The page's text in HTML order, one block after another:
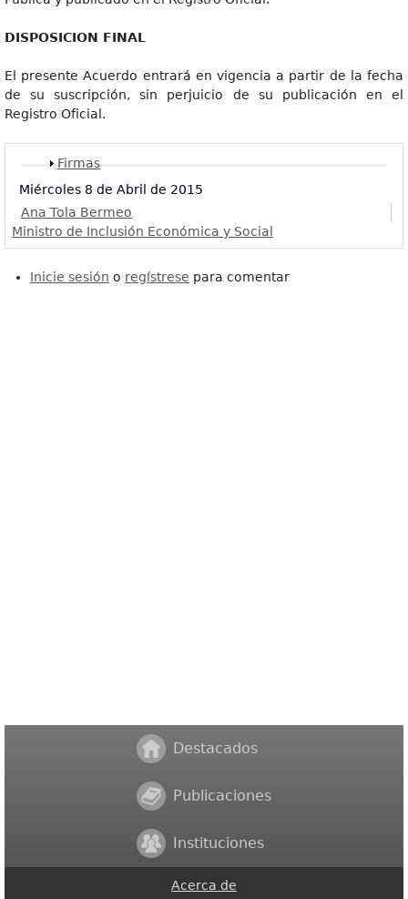
DISPOSICION FINAL
El presente Acuerdo entrará en vigencia a partir de la fecha
de su suscripción, sin perjuicio de su publicación en el
Registro Oficial.
Mostrar
Firmas
Miércoles 8 de Abril de 2015
Ana Tola Bermeo
Ministro de Inclusión Económica y Social
Inicie sesión o regístrese para comentar
Destacados
Publicaciones
Instituciones
Acerca de